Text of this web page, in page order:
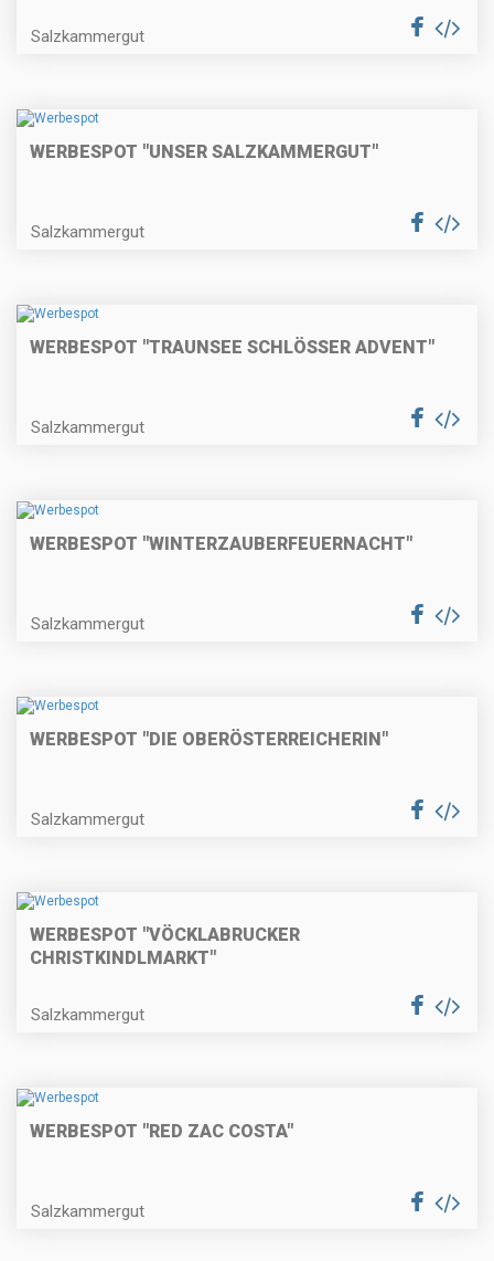
Salzkammergut
WERBESPOT "UNSER SALZKAMMERGUT"
Salzkammergut
WERBESPOT "TRAUNSEE SCHLÖSSER ADVENT"
Salzkammergut
WERBESPOT "WINTERZAUBERFEUERNACHT"
Salzkammergut
WERBESPOT "DIE OBERÖSTERREICHERIN"
Salzkammergut
WERBESPOT "VÖCKLABRUCKER
CHRISTKINDLMARKT"
Salzkammergut
WERBESPOT "RED ZAC COSTA"
Salzkammergut